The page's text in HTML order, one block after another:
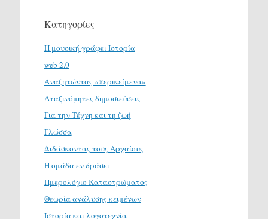
Κατηγορίες
H μουσική γράφει Ιστορία
web 2.0
Αναζητώντας «περικείμενα»
Αταξινόμητες δημοσιεύσεις
Για την Τέχνη και τη ζωή
Γλώσσα
Διδάσκοντας τους Αρχαίους
Η ομάδα εν δράσει
Ημερολόγιο Καταστρώματος
Θεωρία ανάλυσης κειμένων
Ιστορία και λογοτεχνία